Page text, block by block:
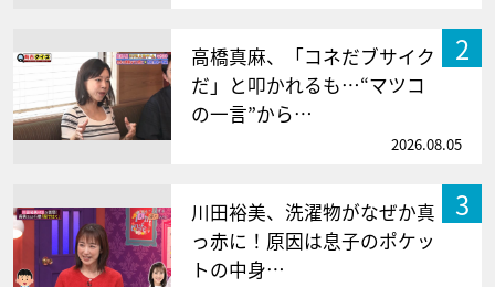
2
高橋真麻、「コネだブサイク
だ」と叩かれるも…“マツコ
の一言”から…
2026.08.05
3
川田裕美、洗濯物がなぜか真
っ赤に！原因は息子のポケッ
トの中身…